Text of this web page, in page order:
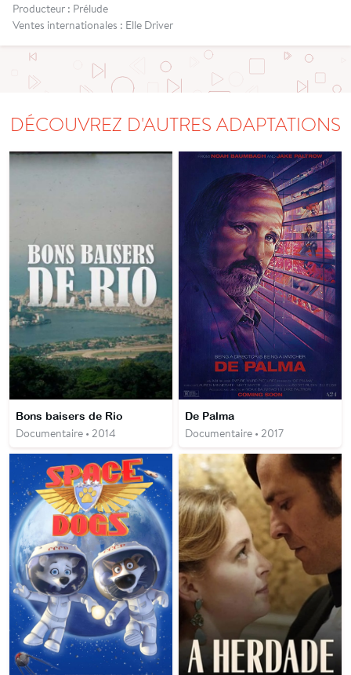
Producteur : Prélude
Ventes internationales : Elle Driver
DÉCOUVREZ D'AUTRES ADAPTATIONS
Bons baisers de Rio
Documentaire • 2014
De Palma
Documentaire • 2017